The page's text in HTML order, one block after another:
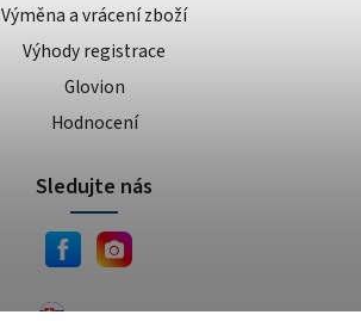
Výměna a vrácení zboží
Výhody registrace
Glovion
Hodnocení
Sledujte nás